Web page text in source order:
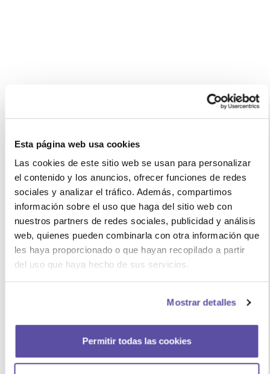
Esta página web usa cookies
Las cookies de este sitio web se usan para personalizar
el contenido y los anuncios, ofrecer funciones de redes
sociales y analizar el tráfico. Además, compartimos
información sobre el uso que haga del sitio web con
nuestros partners de redes sociales, publicidad y análisis
web, quienes pueden combinarla con otra información que
les haya proporcionado o que hayan recopilado a partir
del uso que haya hecho de sus servicios.
Mostrar detalles
Permitir todas las cookies